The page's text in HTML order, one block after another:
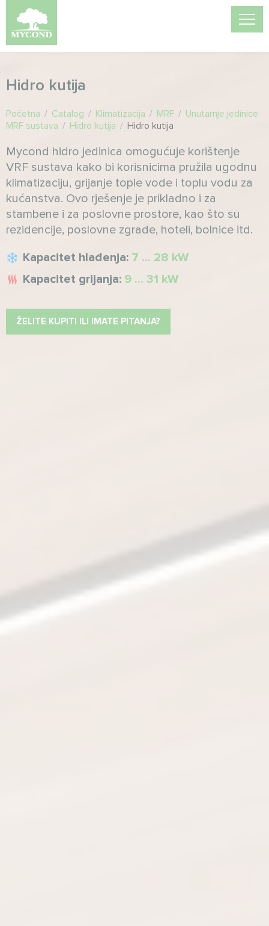
Hidro kutija
Početna / Catalog / Klimatizacija / MRF / Unutarnje jedinice
MRF sustava / Hidro kutija / Hidro kutija
Mycond hidro jedinica omogućuje korištenje
VRF sustava kako bi korisnicima pružila ugodnu
klimatizaciju, grijanje tople vode i toplu vodu za
kućanstva. Ovo rješenje je prikladno i za
stambene i za poslovne prostore, kao što su
rezidencije, poslovne zgrade, hoteli, bolnice itd.
Kapacitet hlađenja: 7 ... 28 kW
Kapacitet grijanja: 9 ... 31 kW
ŽELITE KUPITI ILI IMATE PITANJA?